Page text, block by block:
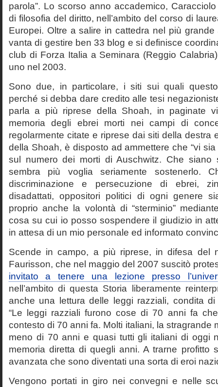
parola”. Lo scorso anno accademico,
di filosofia del diritto, nell’ambito del corso di
Europei. Oltre a salire in cattedra nel più grande
vanta di gestire ben 33 blog e si definisce
club di Forza Italia a Seminara (Reggio
uno nel 2003.
Sono due, in particolare, i siti sui quali
perché si debba dare credito alle tesi
parla a più riprese della Shoah, in paginate
memoria degli ebrei morti nei campi di
regolarmente citate e riprese dai siti della destra
della Shoah, è disposto ad ammettere che “vi
sul numero dei morti di Auschwitz. Che siano
sembra più voglia seriamente sostenerlo.
discriminazione e persecuzione di ebrei,
disadattati, oppositori politici di ogni genere
proprio anche la volontà di “sterminio”
cosa su cui io posso sospendere il giudizio in
in attesa di un mio personale ed informato
Scende in campo, a più riprese, in difesa del
Faurisson, che nel maggio del 2007 suscitò
invitato a tenere una lezione presso
nell’ambito di questa Storia liberamente
anche una lettura delle leggi razziali, condita di
“Le leggi razziali furono cose di 70 anni fa
contesto di 70 anni fa. Molti italiani, la stragrande
meno di 70 anni e quasi tutti gli italiani di oggi
memoria diretta di quegli anni. A trarne profitto
avanzata che sono diventati una sorta di eroi
Vengono portati in giro nei convegni e nelle